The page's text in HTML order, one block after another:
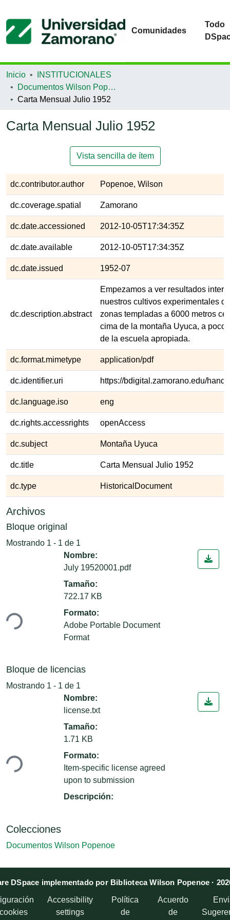
Comunidades
Todo
Inicio
INSTITUCIONALES
Documentos Wilson Popenoe
Carta Mensual Julio 1952
Carta Mensual Julio 1952
Vista sencilla de ítem
dc.contributor.author Popenoe, Wilson
dc.coverage.spatial Zamorano
dc.date.accessioned 2012-10-05T17:34:35Z
dc.date.available 2012-10-05T17:34:35Z
dc.date.issued 1952-07
dc.description.abstract
Empezamos a ver resultados
nuestros cultivos experimentales
zonas templadas a 6000 metros
cima de la montaña Uyuca, a
de la escuela apropiada.
dc.format.mimetype application/pdf
dc.identifier.uri https://bdigital.zamorano.edu/
dc.language.iso eng
dc.rights.accessrights openAccess
dc.subject Montaña Uyuca
dc.title Carta Mensual Julio 1952
dc.type HistoricalDocument
Archivos
Bloque original
Mostrando 1 - 1 de 1
Nombre:
July 19520001.pdf
Tamaño:
722.17 KB
Formato:
Adobe Portable Document
Format
Bloque de licencias
Mostrando 1 - 1 de 1
Nombre:
license.txt
Tamaño:
1.71 KB
Formato:
Item-specific license agreed
upon to submission
Descripción:
Colecciones
Documentos Wilson Popenoe
DSpace implementado por Biblioteca Wilson Popenoe ·
Accessibility
settings
Política
de
Acuerdo
de